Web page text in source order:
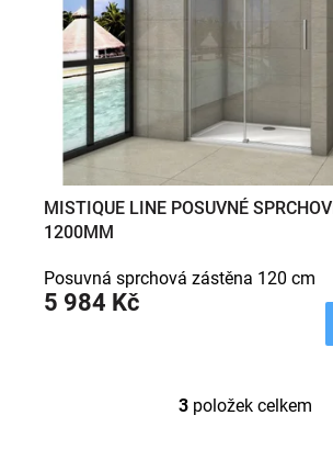
MISTIQUE LINE POSUVNÉ
1200MM
5 984 Kč
Posuvná sprchová zástěna 120 cm
O
3 položek celkem